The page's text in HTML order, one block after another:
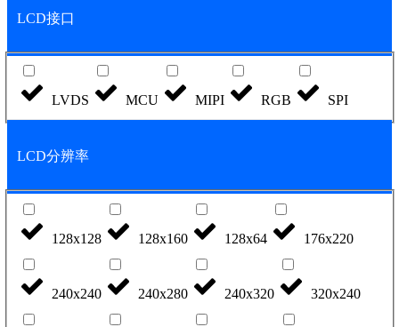
LCD接口
LVDS MCU MIPI RGB SPI
LCD分辨率
128x128 128x160 128x64 176x220
240x240 240x280 240x320 320x240